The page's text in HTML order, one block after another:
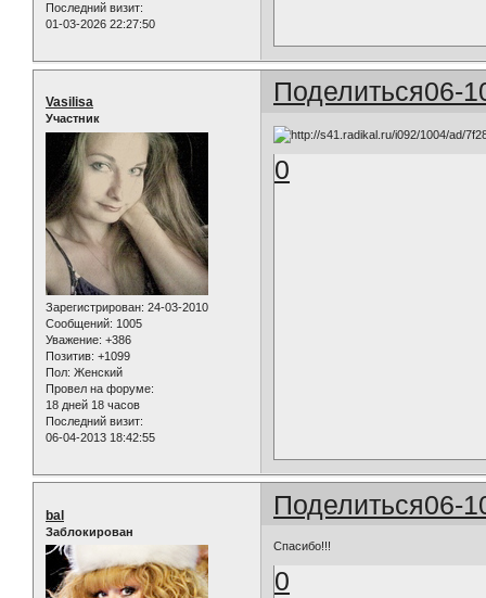
Последний визит:
01-03-2026 22:27:50
Поделиться06-
Vasilisa
Участник
Зарегистрирован: 24-03-2010
Сообщений: 1005
Уважение: +386
Позитив: +1099
Пол: Женский
Провел на форуме:
18 дней 18 часов
Последний визит:
06-04-2013 18:42:55
0
Поделиться06-
bal
Заблокирован
Спасибо!!!
0